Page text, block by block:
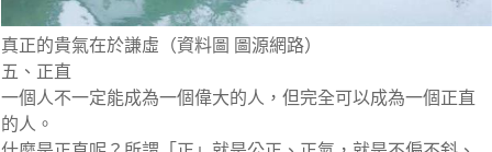
真正的貴氣在於謙虛（資料圖 圖源網路）
五、正直
一個人不一定能成為一個偉大的人，但完全可以成為一個正直
的人。